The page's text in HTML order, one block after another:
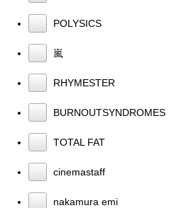
POLYSICS
嵐
RHYMESTER
BURNOUTSYNDROMES
TOTAL FAT
cinemastaff
nakamura emi